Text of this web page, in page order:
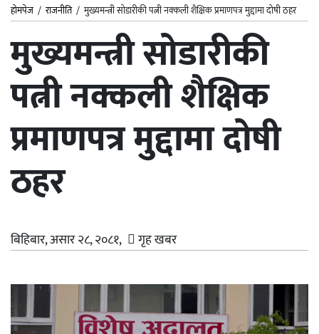
होमपेज /राजनीति/मुख्यमन्त्री सोडारीकी पत्नी नक्कली शैक्षिक प्रमाणपत्र मुद्दामा दोषी ठहर
मुख्यमन्त्री सोडारीकी
पत्नी नक्कली शैक्षिक
प्रमाणपत्र मुद्दामा दोषी
ठहर
बिहिबार, असार २८, २०८१, गृह खबर